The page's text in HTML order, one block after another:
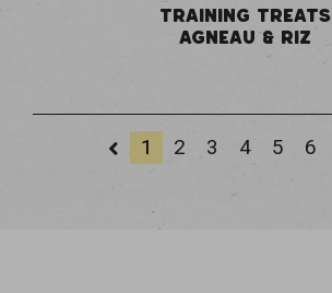
TRAINING TREATS
AGNEAU & RIZ
1 2 3 4 5 6